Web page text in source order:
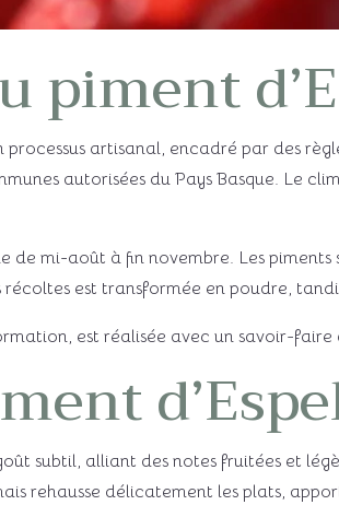
piment
artisanal, encadré par des
autorisées du Pays Basque. Le
mi-août à fin novembre. Les piments
est transformée en poudre,
est réalisée avec un savoir-
subtil, alliant des notes fruitées et
rehausse délicatement les plats,